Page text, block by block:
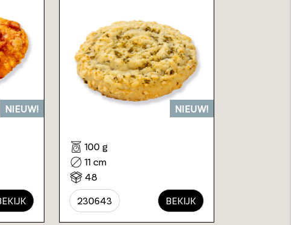
NIEUW! NIEUW!
100 g
11 cm
48
230643 BEKIJK